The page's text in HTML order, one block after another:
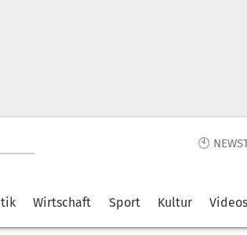
🕙
Wirtschaft Sport Kultur Videos